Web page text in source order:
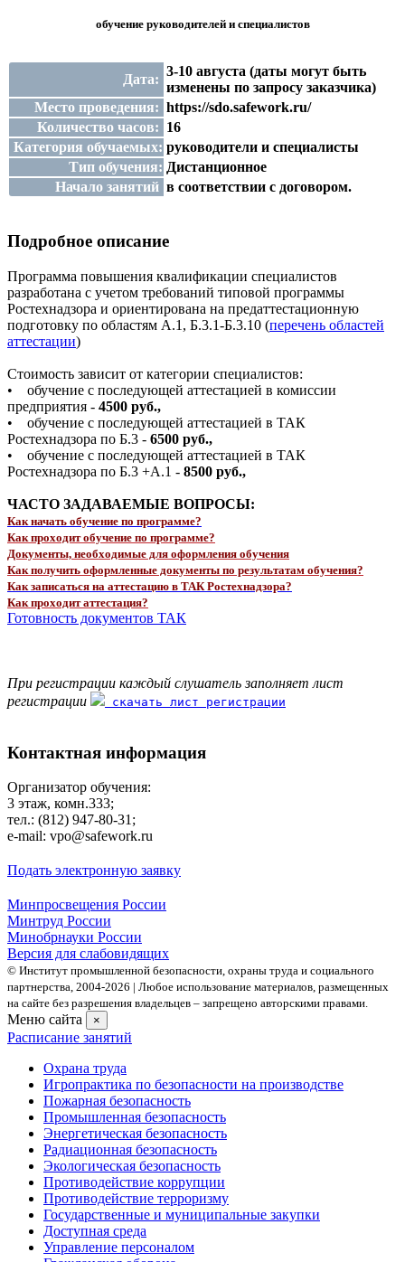
обучение руководителей и специалистов
Дата:
3-10 августа (даты могут быть
изменены по запросу заказчика)
Место проведения: https://sdo.safework.ru/
Количество часов: 16
Категория обучаемых: руководители и специалисты
Тип обучения: Дистанционное
Начало занятий в соответствии с договором.
Подробное описание
Программа повышения квалификации специалистов
разработана с учетом требований типовой программы
Ростехнадзора и ориентирована на предаттестационную
подготовку по областям А.1, Б.3.1-Б.3.10 (перечень областей
аттестации)
Стоимость зависит от категории специалистов:
• обучение с последующей аттестацией в комиссии
предприятия - 4500 руб.,
• обучение с последующей аттестацией в ТАК
Ростехнадзора по Б.3 - 6500 руб.,
• обучение с последующей аттестацией в ТАК
Ростехнадзора по Б.3 +А.1 - 8500 руб.,
ЧАСТО ЗАДАВАЕМЫЕ ВОПРОСЫ:
Как начать обучение по программе?
Как проходит обучение по программе?
Документы, необходимые для оформления обучения
Как получить оформленные документы по результатам обучения?
Как записаться на аттестацию в ТАК Ростехнадзора?
Как проходит аттестация?
Готовность документов ТАК
При регистрации каждый слушатель заполняет лист
регистрации
скачать лист регистрации
Контактная информация
Организатор обучения:
3 этаж, комн.333;
тел.: (812) 947-80-31;
e-mail: vpo@safework.ru
Подать электронную заявку
Минпросвещения России
Минтруд России
Минобрнауки России
Версия для слабовидящих
© Институт промышленной безопасности, охраны труда и социального
партнерства, 2004- 2026 | Любое использование материалов, размещенных
на сайте без разрешения владельцев – запрещено авторскими правами.
Меню сайта ×
Расписание занятий
Охрана труда
Игропрактика по безопасности на производстве
Пожарная безопасность
Промышленная безопасность
Энергетическая безопасность
Радиационная безопасность
Экологическая безопасность
Противодействие коррупции
Противодействие терроризму
Государственные и муниципальные закупки
Доступная среда
Управление персоналом